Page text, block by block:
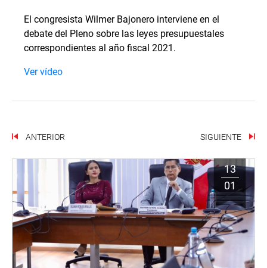
El congresista Wilmer Bajonero interviene en el
debate del Pleno sobre las leyes presupuestales
correspondientes al año fiscal 2021.
Ver vídeo
ANTERIOR SIGUIENTE
13
01